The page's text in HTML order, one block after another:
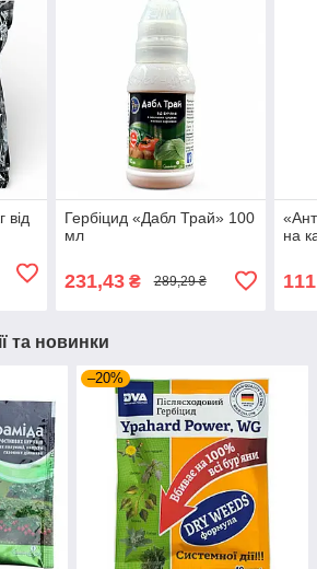
від
Гербіцид «Дабл Трай» 100
мл
231,43₴ 289,29 ₴
на
та новинки
–20%